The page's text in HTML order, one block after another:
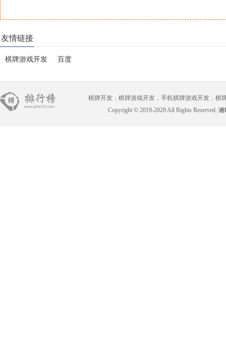
友情链接
棋牌游戏开发 百度
棋牌开发，棋牌游戏开发，手机棋牌游戏开发，棋
Copyright © 2019-2029 All Rights Reserved. 湘